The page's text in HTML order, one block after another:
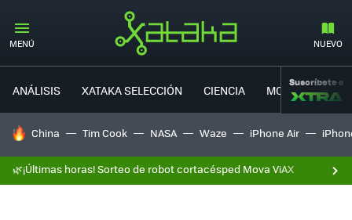
MENÚ NUEVO
ANÁLISIS XATAKA SELECCIÓN CIENCIA MOVILIDAD
Suscríbete a
HOY SE HABLA DE
China Tim Cook NASA Waze iPhone Air
🌿¡Últimas horas! Sorteo de robot cortacésped Mova ViAX